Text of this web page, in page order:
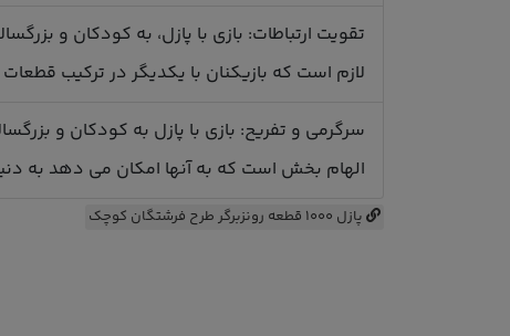
تقویت ارتباطات: بازی با پازل، به کودکان و
لازم است که بازیکنان با یکدیگر در ترکیب
سرگرمی و تفریح: بازی با پازل به کودکان و
الهام بخش است که به آنها امکان می دهد به
پازل 1000 قطعه رونزبرگر طرح فرشتگان کوچک